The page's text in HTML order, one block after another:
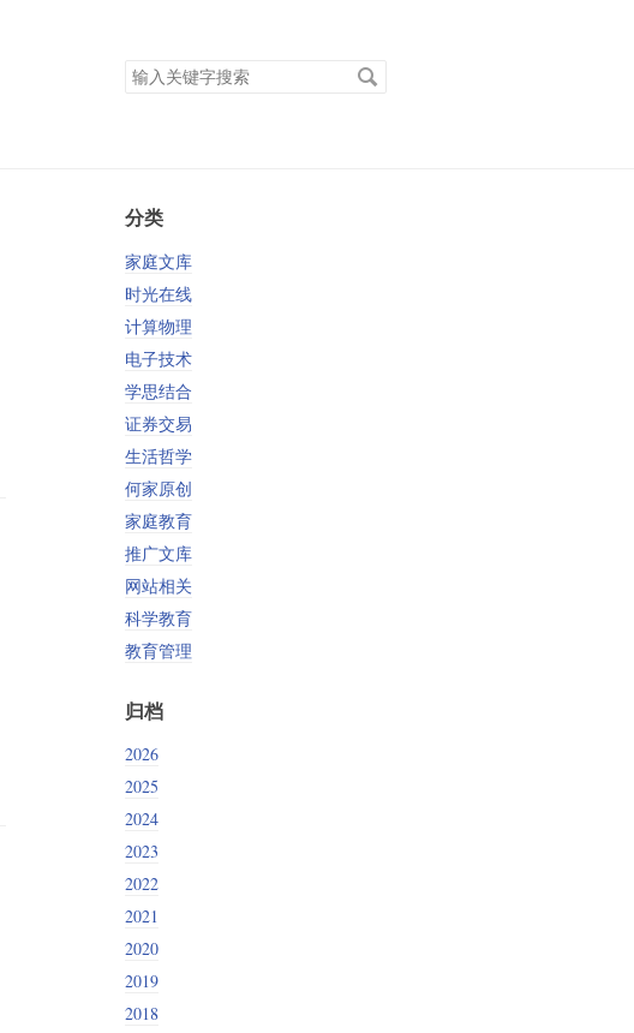
搜
索
分类
家庭文库
时光在线
计算物理
电子技术
学思结合
证券交易
生活哲学
何家原创
家庭教育
推广文库
网站相关
科学教育
教育管理
归档
2026
2025
2024
2023
2022
2021
2020
2019
2018